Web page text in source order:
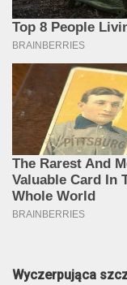
Wyczerpująca